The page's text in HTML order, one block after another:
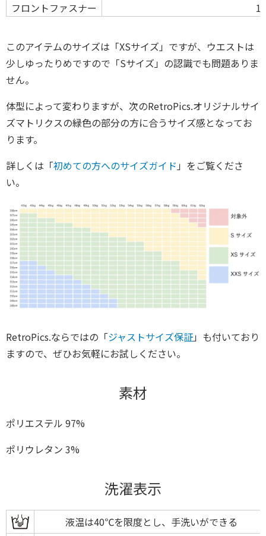
フロントファスナー
このアイテムのサイズは「XSサイズ」ですが、ウエストは
少しゆったりめですので「Sサイズ」の認識でも問題ありま
せん。
体型によって変わりますが、次のRetroPics.オリジナルサイ
ズマトリクスの緑色の部分の方に合うサイズ感となってお
ります。
詳しくは「初めての方へのサイズガイド 」をご覧くださ
い。
RetroPics.ならではの「ジャストサイズ保証」も付いており
ますので、ぜひお気軽にお試しください。
素材
ポリエステル 97%
ポリウレタン 3%
洗濯表示
液温は40℃を限度とし、手洗いができる